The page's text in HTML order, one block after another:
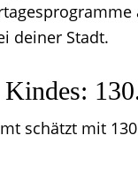
deiner Stadt.
schätzt mit